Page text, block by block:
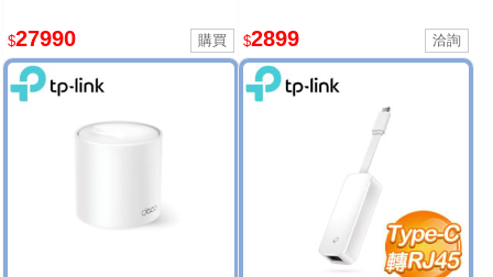
$27990 $2899